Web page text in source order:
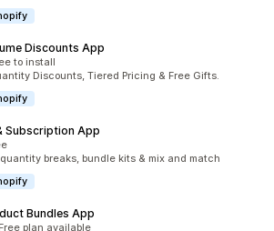
Discounts App
584件
to install
Discounts, Tiered Pricing & Free Gifts.
Subscription App
227件
breaks, bundle kits & mix and match
Bundles App
Free plan available